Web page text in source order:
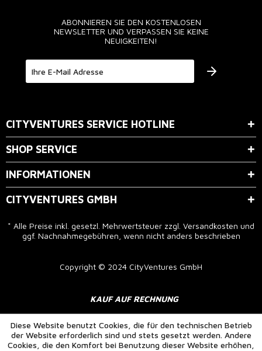
ABONNIEREN SIE DEN KOSTENLOSEN
NEWSLETTER UND VERPASSEN SIE KEINE
NEUIGKEITEN!
CITYVENTURES SERVICE HOTLINE
SHOP SERVICE
INFORMATIONEN
CITYVENTURES GMBH
* Alle Preise inkl. gesetzl. Mehrwertsteuer zzgl. Versandkosten und
ggf. Nachnahmegebühren, wenn nicht anders beschrieben
Copyright © 2024 CityVentures GmbH
KAUF AUF RECHNUNG
Diese Website benutzt Cookies, die für den technischen Betrieb
der Website erforderlich sind und stets gesetzt werden. Andere
Cookies, die den Komfort bei Benutzung dieser Website erhöhen,